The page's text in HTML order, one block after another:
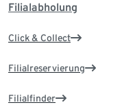
Filialabholung
Click & Collect
Filialreservierung
Filialfinder